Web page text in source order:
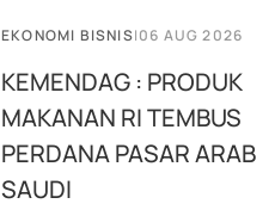
EKONOMI BISNIS|06 AUG 2026
KEMENDAG : PRODUK
MAKANAN RI TEMBUS
PERDANA PASAR ARAB
SAUDI